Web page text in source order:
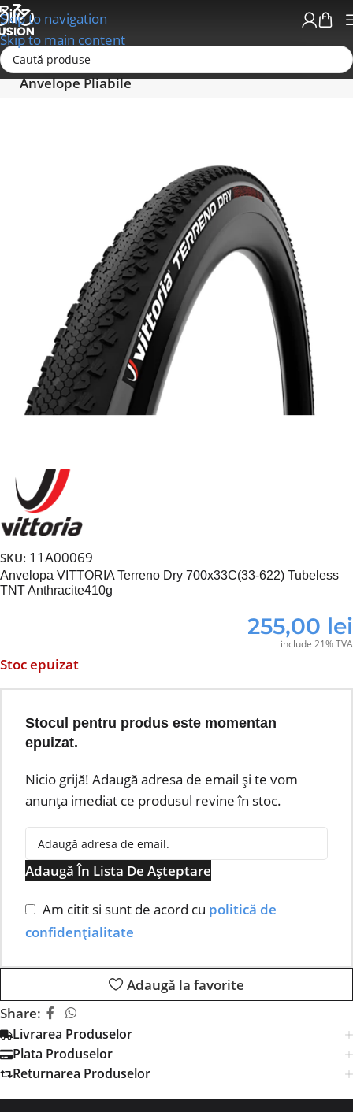
Skip to navigation
Skip to main content
Prima pagină
Anvelope Pliabile
SKU: 11A00069
Anvelopa VITTORIA Terreno Dry 700x33C(33-622) Tubeless
TNT Anthracite410g
255,00 lei
include 21% TVA
Stoc epuizat
Stocul pentru produs este momentan
epuizat.
Nicio grijă! Adaugă adresa de email și te vom
anunța imediat ce produsul revine în stoc.
Adaugă În Lista De Așteptare
Am citit si sunt de acord cu politică de
confidențialitate
Adaugă la favorite
Share:
Livrarea Produselor
Plata Produselor
Returnarea Produselor